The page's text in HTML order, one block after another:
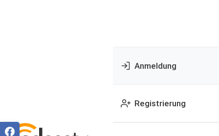
Anmeldung
Registrierung